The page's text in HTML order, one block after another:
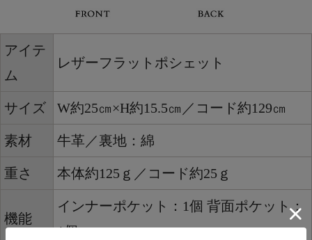
アイテ
ム
レザーフラットポシェット
サイズ W約25㎝×H約15.5㎝／コード約129㎝
素材 牛革／裏地：綿
重さ 本体約125ｇ／コード約25ｇ
機能
インナーポケット：1個 背面ポケット：
1個